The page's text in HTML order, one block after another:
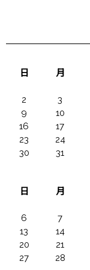
日
月
2
3
9
10
16
17
23
24
30
31
日
月
6
7
13
14
20
21
27
28